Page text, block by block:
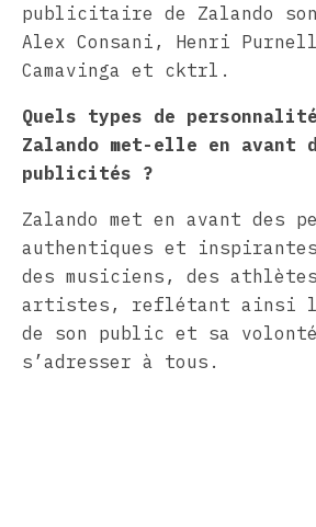
publicitaire de Zalando
Alex Consani, Henri
Camavinga et cktrl.
Quels types de
Zalando met-elle en avant
publicités ?
Zalando met en avant des
authentiques et
des musiciens, des
artistes, reflétant ainsi
de son public et sa
s’adresser à tous.